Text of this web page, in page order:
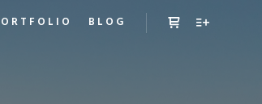
BLOG